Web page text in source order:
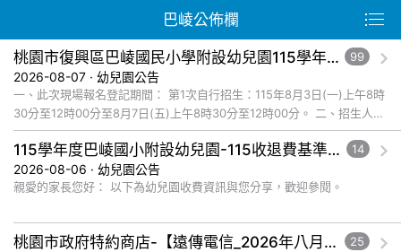
巴崚公佈欄
桃園市復興區巴崚國民小學附設幼兒園115學年度第1次自行招生新生錄取名單公告 99
2026-08-07 · 幼兒園公告
一、此次現場報名登記期間： 第1次自行招生：115年8月3日(一)上午8時
30分至12時00分至8月7日(五)上午8時30分至12時00分。 二、招生人
數： 錄取新生名... 觀看完整文章
115學年度巴崚國小附設幼兒園-115收退費基準及減免收費規定公告 14
2026-08-06 · 幼兒園公告
親愛的家長您好： 以下為幼兒園收費資訊與您分享，歡迎參閱。
桃園市政府特約商店-【遠傳電信_2026年八月爸企獻禮優惠活動】福利資訊 25